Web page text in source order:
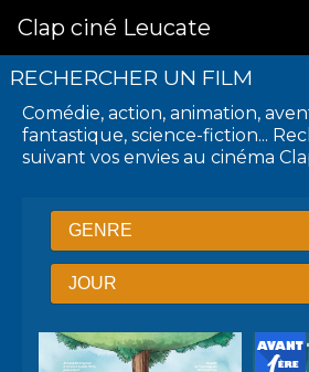
Clap ciné Leucate
RECHERCHER UN FILM
Comédie, action, animation,
fantastique, science-fiction...
suivant vos envies au cinéma